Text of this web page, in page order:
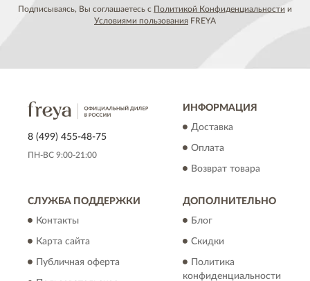
Подписываясь, Вы соглашаетесь с Политикой Конфиденциальности и
Условиями пользования FREYA
8 (499) 455-48-75
ПН-ВС 9:00-21:00
ИНФОРМАЦИЯ
Доставка
Оплата
Возврат товара
СЛУЖБА ПОДДЕРЖКИ
Контакты
Карта сайта
Публичная оферта
ДОПОЛНИТЕЛЬНО
Блог
Скидки
Политика
конфиденциальности